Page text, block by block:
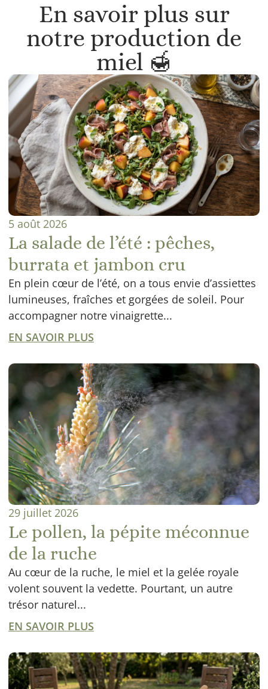
En savoir plus sur
notre production de
miel 🍯
5 août 2026
La salade de l’été : pêches,
burrata et jambon cru
En plein cœur de l’été, on a tous envie d’assiettes
lumineuses, fraîches et gorgées de soleil. Pour
accompagner notre vinaigrette...
EN SAVOIR PLUS
29 juillet 2026
Le pollen, la pépite méconnue
de la ruche
Au cœur de la ruche, le miel et la gelée royale
volent souvent la vedette. Pourtant, un autre
trésor naturel...
EN SAVOIR PLUS